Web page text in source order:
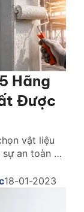
Hãng
Được
vật liệu
an toàn và
nào tốt?
18-01-2023